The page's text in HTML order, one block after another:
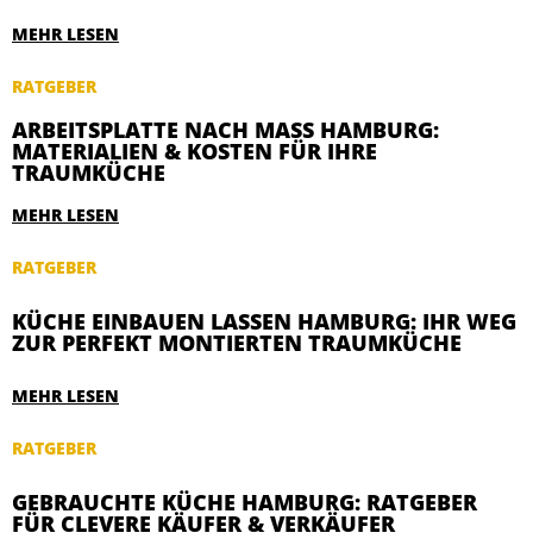
MEHR LESEN
RATGEBER
ARBEITSPLATTE NACH MASS HAMBURG: M
ATERIALIEN & KOSTEN FÜR IHRE T
RAUMKÜCHE
MEHR LESEN
RATGEBER
KÜCHE EINBAUEN LASSEN HAMBURG: IHR WEG
ZUR PERFEKT MONTIERTEN TRAUMKÜCHE
MEHR LESEN
RATGEBER
GEBRAUCHTE KÜCHE HAMBURG: RATGEBER
FÜR CLEVERE KÄUFER & VERKÄUFER